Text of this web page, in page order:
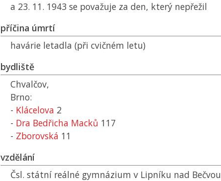
a 23. 11. 1943 se považuje za den, který nepřežil
příčina úmrtí
havárie letadla (při cvičném letu)
bydliště
Chvalčov,
Brno:
- Klácelova 2
- Dra Bedřicha Macků 117
- Zborovská 11
vzdělání
Čsl. státní reálné gymnázium v Lipníku nad Bečvou